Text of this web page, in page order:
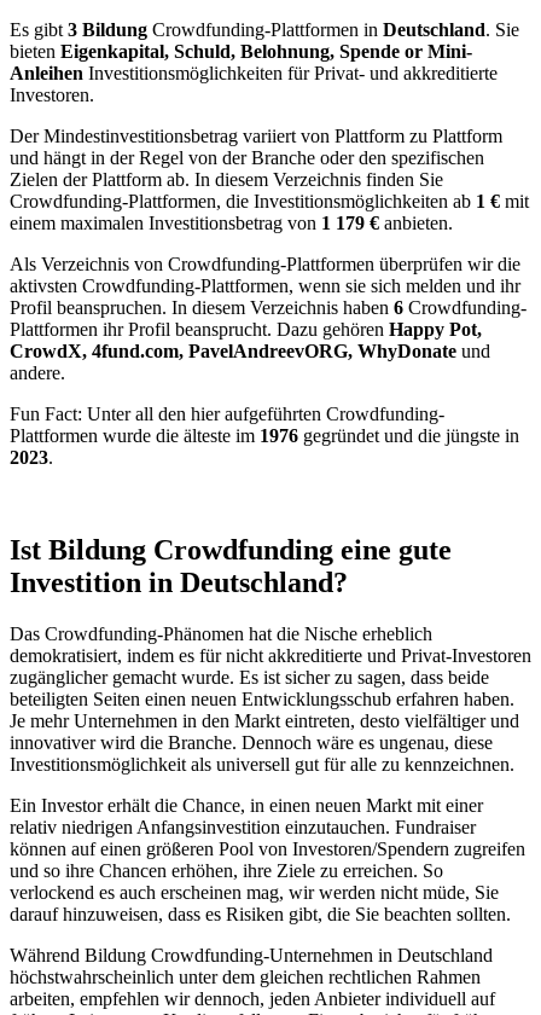
Es gibt 3 Bildung Crowdfunding-Plattformen in Deutschland. Sie
bieten Eigenkapital, Schuld, Belohnung, Spende or Mini-
Anleihen Investitionsmöglichkeiten für Privat- und akkreditierte
Investoren.
Der Mindestinvestitionsbetrag variiert von Plattform zu Plattform
und hängt in der Regel von der Branche oder den spezifischen
Zielen der Plattform ab. In diesem Verzeichnis finden Sie
Crowdfunding-Plattformen, die Investitionsmöglichkeiten ab 1 € mit
einem maximalen Investitionsbetrag von 1 179 € anbieten.
Als Verzeichnis von Crowdfunding-Plattformen überprüfen wir die
aktivsten Crowdfunding-Plattformen, wenn sie sich melden und ihr
Profil beanspruchen. In diesem Verzeichnis haben 6 Crowdfunding-
Plattformen ihr Profil beansprucht. Dazu gehören Happy Pot,
CrowdX, 4fund.com, PavelAndreevORG, WhyDonate und
andere.
Fun Fact: Unter all den hier aufgeführten Crowdfunding-
Plattformen wurde die älteste im 1976 gegründet und die jüngste in
2023.
Ist Bildung Crowdfunding eine gute
Investition in Deutschland?
Das Crowdfunding-Phänomen hat die Nische erheblich
demokratisiert, indem es für nicht akkreditierte und Privat-Investoren
zugänglicher gemacht wurde. Es ist sicher zu sagen, dass beide
beteiligten Seiten einen neuen Entwicklungsschub erfahren haben.
Je mehr Unternehmen in den Markt eintreten, desto vielfältiger und
innovativer wird die Branche. Dennoch wäre es ungenau, diese
Investitionsmöglichkeit als universell gut für alle zu kennzeichnen.
Ein Investor erhält die Chance, in einen neuen Markt mit einer
relativ niedrigen Anfangsinvestition einzutauchen. Fundraiser
können auf einen größeren Pool von Investoren/Spendern zugreifen
und so ihre Chancen erhöhen, ihre Ziele zu erreichen. So
verlockend es auch erscheinen mag, wir werden nicht müde, Sie
darauf hinzuweisen, dass es Risiken gibt, die Sie beachten sollten.
Während Bildung Crowdfunding-Unternehmen in Deutschland
höchstwahrscheinlich unter dem gleichen rechtlichen Rahmen
arbeiten, empfehlen wir dennoch, jeden Anbieter individuell auf